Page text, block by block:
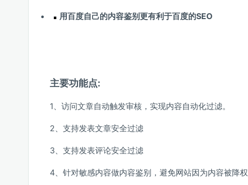
用百度自己的内容鉴别更有利于百度的SEO
主要功能点:
1、访问文章自动触发审核，实现内容自动化过滤。
2、支持发表文章安全过滤
3、支持发表评论安全过滤
4、针对敏感内容做内容鉴别，避免网站因为内容被降权